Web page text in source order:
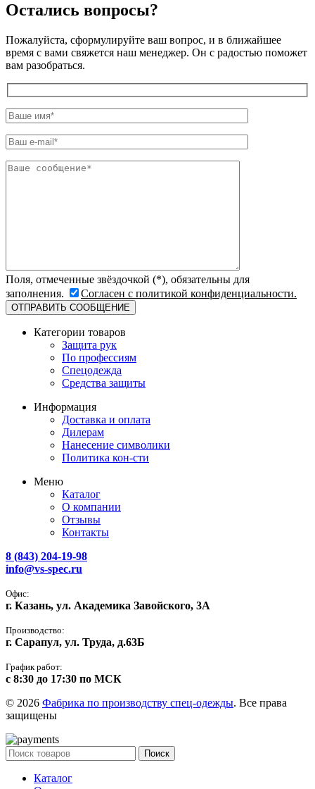
Остались вопросы?
Пожалуйста, сформулируйте ваш вопрос, и в ближайшее
время с вами свяжется наш менеджер. Он с радостью поможет
вам разобраться.
Поля, отмеченные звёздочкой (*), обязательны для
заполнения.
Согласен с политикой конфиденциальности.
Категории товаров
Защита рук
По профессиям
Спецодежда
Средства защиты
Информация
Доставка и оплата
Дилерам
Нанесение символики
Политика кон-сти
Меню
Каталог
О компании
Отзывы
Контакты
8 (843) 204-19-98
info@vs-spec.ru
Офис:
г. Казань, ул. Академика Завойского, 3А
Производство:
г. Сарапул, ул. Труда, д.63Б
График работ:
с 8:30 до 17:30 по МСК
© 2026 Фабрика по производству спец-одежды. Все права
защищены
Поиск
Каталог